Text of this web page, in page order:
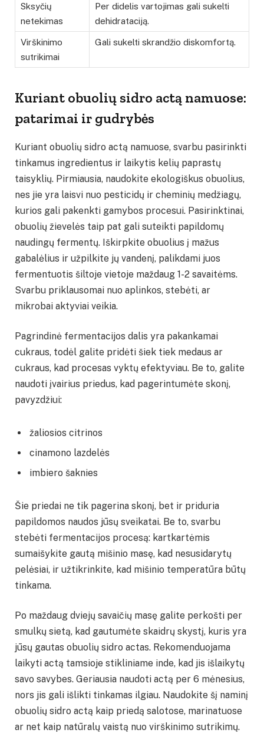
Sksyčių
netekimas
Per didelis vartojimas gali sukelti
dehidrataciją.
Virškinimo
sutrikimai
Gali sukelti skrandžio diskomfortą.
Kuriant obuolių sidro actą namuose:
patarimai ir gudrybės
Kuriant obuolių sidro actą namuose, svarbu pasirinkti
tinkamus ingredientus ir laikytis kelių paprastų
taisyklių. Pirmiausia, naudokite ekologiškus obuolius,
nes jie yra laisvi nuo pesticidų ir cheminių medžiagų,
kurios gali pakenkti gamybos procesui. Pasirinktinai,
obuolių žievelės taip pat gali suteikti papildomų
naudingų fermentų. Iškirpkite obuolius į mažus
gabalėlius ir užpilkite jų vandenį, palikdami juos
fermentuotis šiltoje vietoje maždaug 1-2 savaitėms.
Svarbu priklausomai nuo aplinkos, stebėti, ar
mikrobai aktyviai veikia.
Pagrindinė fermentacijos dalis yra pakankamai
cukraus, todėl galite pridėti šiek tiek medaus ar
cukraus, kad procesas vyktų efektyviau. Be to, galite
naudoti įvairius priedus, kad pagerintumėte skonį,
pavyzdžiui:
žaliosios citrinos
cinamono lazdelės
imbiero šaknies
Šie priedai ne tik pagerina skonį, bet ir priduria
papildomos naudos jūsų sveikatai. Be to, svarbu
stebėti fermentacijos procesą: kartkartėmis
sumaišykite gautą mišinio masę, kad nesusidarytų
pelėsiai, ir užtikrinkite, kad mišinio temperatūra būtų
tinkama.
Po maždaug dviejų savaičių masę galite perkošti per
smulkų sietą, kad gautumėte skaidrų skystį, kuris yra
jūsų gautas obuolių sidro actas. Rekomenduojama
laikyti actą tamsioje stikliniame inde, kad jis išlaikytų
savo savybes. Geriausia naudoti actą per 6 mėnesius,
nors jis gali išlikti tinkamas ilgiau. Naudokite šį naminį
obuolių sidro actą kaip priedą salotose, marinatuose
ar net kaip natūralų vaistą nuo virškinimo sutrikimų.